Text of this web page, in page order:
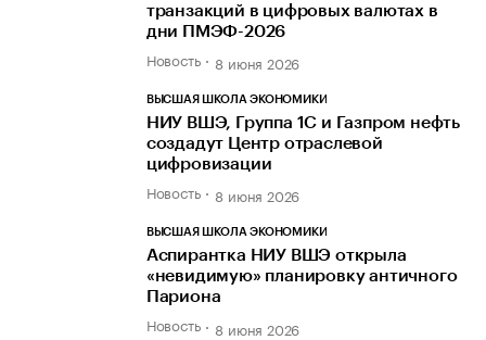
транзакций в цифровых валютах в
дни ПМЭФ-2026
Новость 8 июня 2026
ВЫСШАЯ ШКОЛА ЭКОНОМИКИ
НИУ ВШЭ, Группа 1С и Газпром нефть
создадут Центр отраслевой
цифровизации
Новость 8 июня 2026
ВЫСШАЯ ШКОЛА ЭКОНОМИКИ
Аспирантка НИУ ВШЭ открыла
«невидимую» планировку античного
Париона
Новость 8 июня 2026